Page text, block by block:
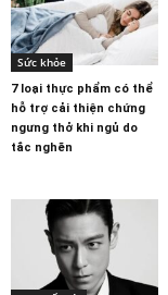
Sức khỏe
7 loại thực phẩm có thể
hỗ trợ cải thiện chứng
ngưng thở khi ngủ do
tắc nghẽn